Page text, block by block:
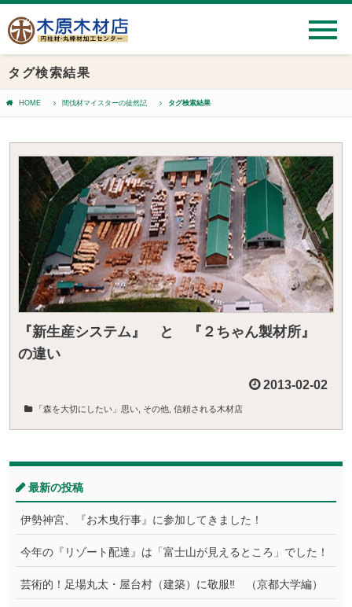
タグ検索結果
HOME 間伐材マイスターの徒然記 タグ検索結果
『新生産システム』 と 『２ちゃん製材所』
の違い
2013-02-02
「森を大切にしたい」思い その他 信頼される木材店
最新の投稿
伊勢神宮、『お木曳行事』に参加してきました！
今年の『リゾート配達』は「富士山が見えるところ」でした！
芸術的！足場丸太・屋台村（建築）に敬服‼ （京都大学編）